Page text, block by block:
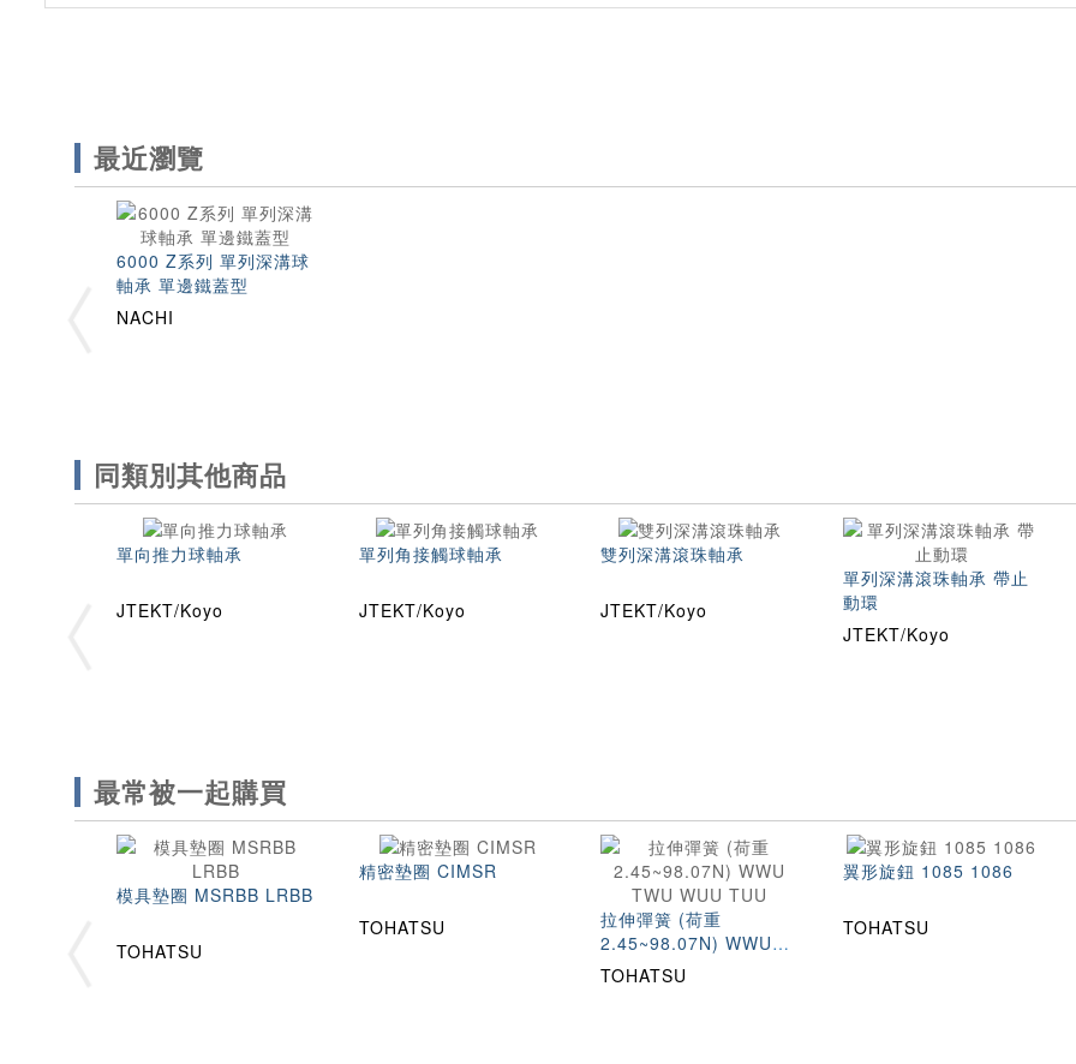
最近瀏覽
6000 Z系列 單列深溝球
軸承 單邊鐵蓋型
NACHI
同類別其他商品
單向推力球軸承
JTEKT/Koyo
單列角接觸球軸承
JTEKT/Koyo
雙列深溝滾珠軸承
JTEKT/Koyo
單列深溝滾珠軸承 帶止
動環
JTEKT/Koyo
最常被一起購買
模具墊圈 MSRBB LRBB
TOHATSU
精密墊圈 CIMSR
TOHATSU
拉伸彈簧 (荷重
2.45~98.07N) WWU
TWU WUU TUU
TOHATSU
翼形旋鈕 1085 1086
TOHATSU